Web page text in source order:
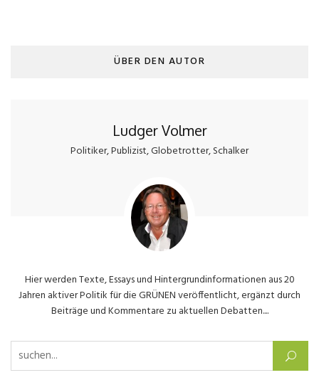
ÜBER DEN AUTOR
Ludger Volmer
Politiker, Publizist, Globetrotter, Schalker
Hier werden Texte, Essays und Hintergrundinformationen aus 20
Jahren aktiver Politik für die GRÜNEN veröffentlicht, ergänzt durch
Beiträge und Kommentare zu aktuellen Debatten....
Suchen nach: